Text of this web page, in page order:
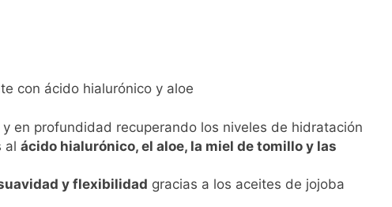
con ácido hialurónico y aloe
y en profundidad recuperando los niveles de hidratación
al ácido hialurónico, el aloe, la miel de tomillo y las
y flexibilidad gracias a los aceites de jojoba